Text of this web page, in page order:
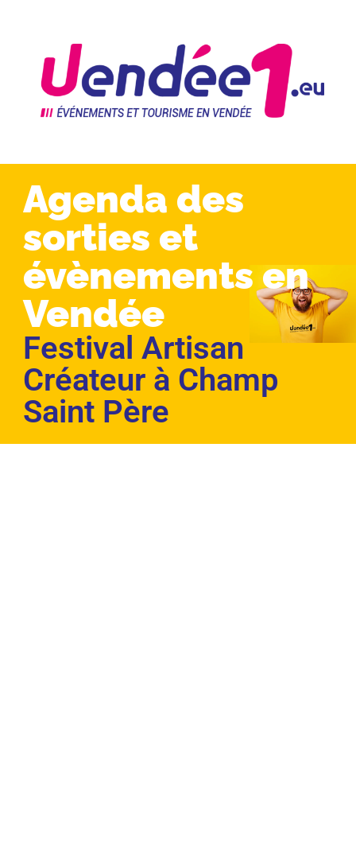
Agenda des
sorties et
évènements en
Vendée
Festival Artisan
Créateur à Champ
Saint Père